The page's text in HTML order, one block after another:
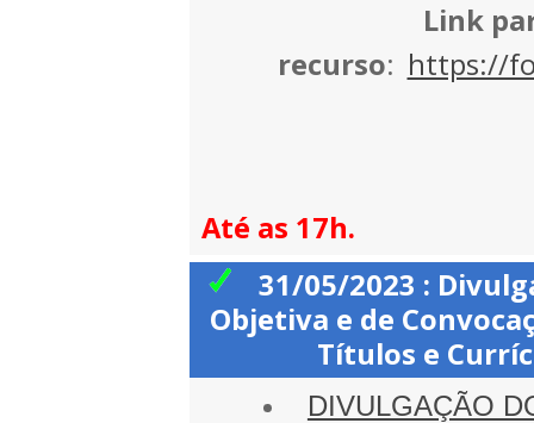
Link
recurso: https://
Até as 17h.
31/05/2023 :
Objetiva e de
Títulos e
DIVULGAÇÃO